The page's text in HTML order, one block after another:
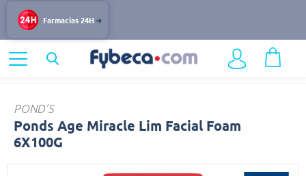
Farmacias 24H
Cuidado del Rostro
POND'S
Ponds Age Miracle Lim Facial Foam
6X100G